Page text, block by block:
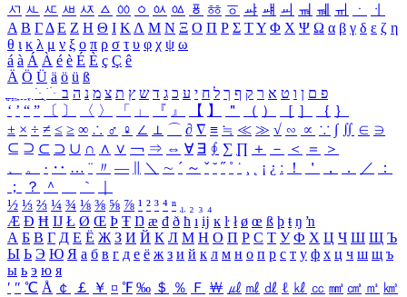
ㅺ ㅻ ㅼ ㅽ ㅾ ㅿ ㆀ ㆁ ㆂ ㆃ ㆄ ㆅ ㆆ ㆇ ㆈ ㆉ ㆊ ㆋ ㆌ ㆍ
ㆎ
Α Β ΓΔ Ε Ζ Η Θ Ι ΚΛ Μ Ν Ξ Ο Π Ρ Σ ΤΥ Φ Χ Ψ Ω α β γ δ ε ζ η
θ ι κ λ μ ν ξ ο π ρ σ τ υ φ χ ψ ω
á à Á À é è É È ç Ç ê
Ä Ö Ü ä ö ü ß
ִֶֹ ֻּ ׁׂ פ ם ן ו ט א ר ק ף ך ל ח י ע כ ג ד ש ץ ת צ מ נ ה ב
‘ ’ “ ” 〔 〕 〈 〉 「 」 『 』 【 】 ＂ （ ） ［ ］ ｛ ｝
± × ÷ ≠ ≤ ≥ ∞ ∴ ♂ ♀ ∠ ⊥ ⌒ ∂ ∇ ≡ ≒ ≪ ≫ √ ∽ ∝ ∵ ∫ ∬ ∈ ∋
⊆ ⊇ ⊂ ⊃ ∪ ∩ ∧ ∨ ￢ ⇒ ⇔ ∀ ∃ ∮ ∑ ∏ ＋ － ＜ ＝
＞
、
。 · ‥ … ¨ 〃 ― ＼ ∼ ´ ～ ˇ ˘ ˝ ˚ ˙ ¸ ¡ ¿ ː ！ ＇ ， ． ／
：
；
？ ＾ ｀
½ ⅓ ⅔ ¼ ¾ ⅛ ⅜ ⅝ ⅞ ¹ ² ³ ⁴ ⁿ ₁ ₂ ₃ ₄
Æ Ð Ħ Ĳ Ł Ø Œ Þ Ŧ Ŋ æ đ ð ħ ı ĳ ĸ ŀ ł ø œ ß þ ŧ ŋ ŉ
А Б В Г Д Е Ё Ж З И Й К Л М Н О П Р С Т У Ф Х Ц Ч Ш Щ Ъ
Ы Ь Э Ю Я а б в г д е ё ж з и й к л м н о п р с т у ф х ц ч ш щ ъ
ы ь э ю я
′ ″ ℃ Å ￠ ￡ ￥ ¤ ℉ ‰ ＄ ％ Ｆ ￦ ㎕ ㎖ ㎗ ℓ ㎘ ㏄ ㎣ ㎤ ㎥ ㎦